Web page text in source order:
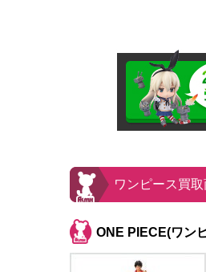
ワンピース買
ONE PIECE(ワン